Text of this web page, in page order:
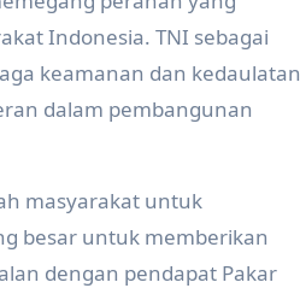
Indonesia. TNI sebagai
keamanan dan kedaulatan
dalam pembangunan
masyarakat untuk
besar untuk memberikan
dengan pendapat Pakar